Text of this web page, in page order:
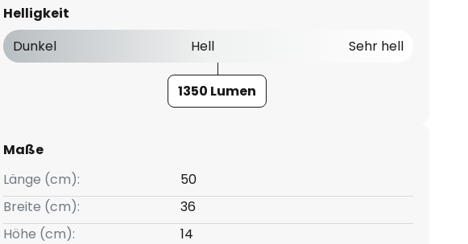
Helligkeit
Dunkel
Hell Sehr hell
1350 Lumen
Maße
Länge (cm):
50
Breite (cm):
36
Höhe (cm):
14